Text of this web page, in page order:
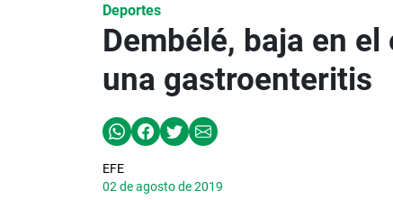
Deportes
Dembélé, baja en
una gastroenteritis
EFE
02 de agosto de 2019